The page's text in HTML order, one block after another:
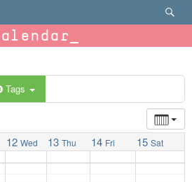
Tags
12 Wed 13 Thu 14 Fri 15 Sat